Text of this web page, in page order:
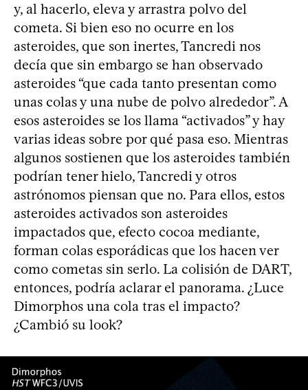
y, al hacerlo, eleva y arrastra polvo del
cometa. Si bien eso no ocurre en los
asteroides, que son inertes, Tancredi nos
decía que sin embargo se han observado
asteroides “que cada tanto presentan como
unas colas y una nube de polvo alrededor”. A
esos asteroides se los llama “activados” y hay
varias ideas sobre por qué pasa eso. Mientras
algunos sostienen que los asteroides también
podrían tener hielo, Tancredi y otros
astrónomos piensan que no. Para ellos, estos
asteroides activados son asteroides
impactados que, efecto cocoa mediante,
forman colas esporádicas que los hacen ver
como cometas sin serlo. La colisión de DART,
entonces, podría aclarar el panorama. ¿Luce
Dimorphos una cola tras el impacto?
¿Cambió su look?